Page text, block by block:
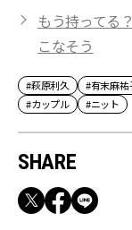
もう持ってる
こなそう
#萩原利久 #有末麻祐
#カップル
#ニット
SHARE